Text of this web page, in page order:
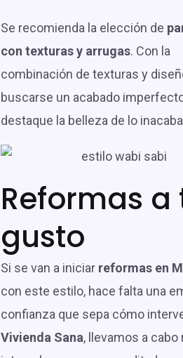
Se recomienda la elección de
con texturas y arrugas. Con la
combinación de texturas y
buscarse un acabado
destaque la belleza de lo
Reformas a
gusto
Si se van a iniciar reformas en
con este estilo, hace falta una
confianza que sepa cómo
Vivienda Sana, llevamos a